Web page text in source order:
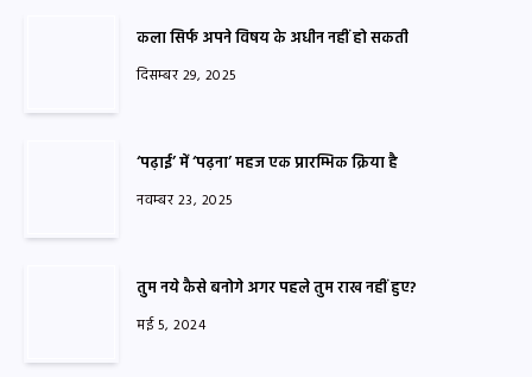
कला सिर्फ अपने विषय के अधीन नहीं हो सकती
दिसम्बर 29, 2025
‘पढ़ाई’ में ‘पढ़ना’ महज एक प्रारम्भिक क्रिया है
नवम्बर 23, 2025
तुम नये कैसे बनोगे अगर पहले तुम राख नहीं हुए?
मई 5, 2024